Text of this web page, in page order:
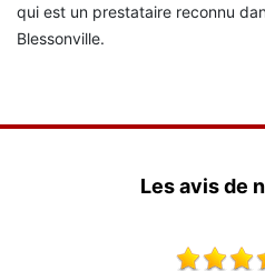
qui est un prestataire reconnu
Blessonville.
Les avis de